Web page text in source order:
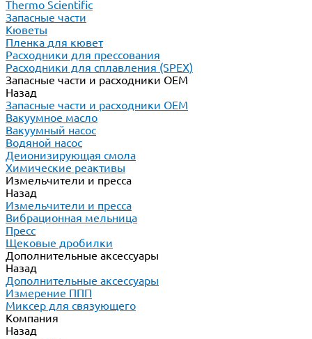
Thermo Scientific
Запасные части
Кюветы
Пленка для кювет
Расходники для прессования
Расходники для сплавления (SPEX)
Запасные части и расходники ОЕМ
Назад
Запасные части и расходники ОЕМ
Вакуумное масло
Вакуумный насос
Водяной насос
Деионизирующая смола
Химические реактивы
Измельчители и пресса
Назад
Измельчители и пресса
Вибрационная мельница
Пресс
Щековые дробилки
Дополнительные аксессуары
Назад
Дополнительные аксессуары
Измерение ППП
Миксер для связующего
Компания
Назад